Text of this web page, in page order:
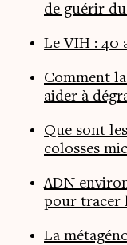
de guérir
Le VIH : 40
Comment
aider à
Que sont
colosses
ADN
pour tracer
La